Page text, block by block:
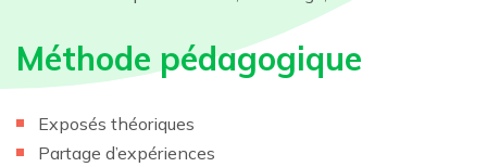
Méthode pédagogique
Exposés théoriques
Partage d’expériences